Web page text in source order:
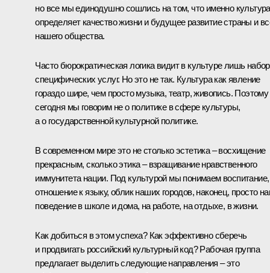
но все мы единодушно сошлись на том, что именно культура
определяет качество жизни и будущее развитие страны и
нашего общества.
Часто бюрократическая логика видит в культуре лишь набор
специфических услуг. Но это не так. Культура как явление
гораздо шире, чем просто музыка, театр, живопись. Поэтому
сегодня мы говорим не о политике в сфере культуры,
а о государственной культурной политике.
В современном мире это не столько эстетика – восхищение
прекрасным, сколько этика – взращивание нравственного
иммунитета нации. Под культурой мы понимаем воспитание,
отношение к языку, облик наших городов, наконец, просто
поведение в школе и дома, на работе, на отдыхе, в жизни.
Как добиться в этом успеха? Как эффективно сберечь
и продвигать российский культурный код? Рабочая группа
предлагает выделить следующие направления – это